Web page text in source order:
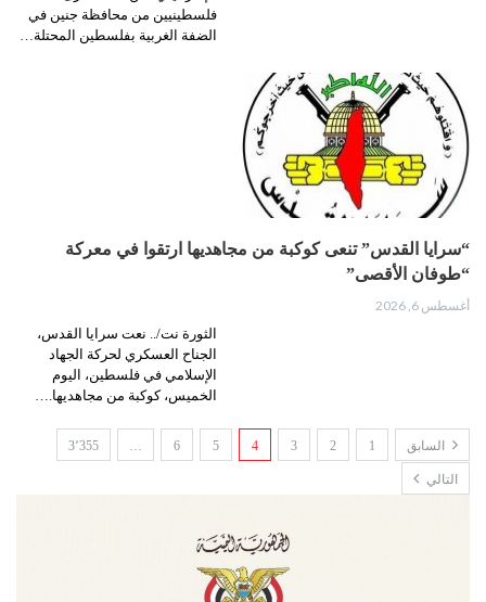
فلسطينيين من محافظة جنين في
الضفة الغربية بفلسطين المحتلة…
“سرايا القدس” تنعى كوكبة من مجاهديها ارتقوا في معركة
“طوفان الأقصى”
أغسطس 6, 2026
الثورة نت/.. نعت سرايا القدس،
الجناح العسكري لحركة الجهاد
الإسلامي في فلسطين، اليوم
الخميس، كوكبة من مجاهديها.…
السابق 1
2
3
4
5
6
… 3٬355
التالي